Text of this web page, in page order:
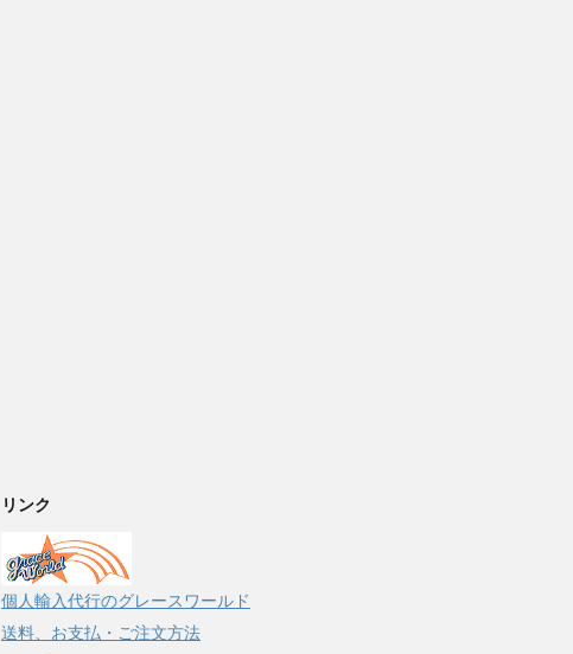
リンク
個人輸入代行のグレースワールド
送料、お支払・ご注文方法